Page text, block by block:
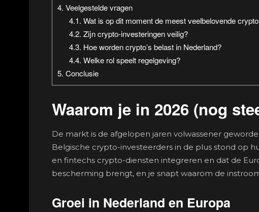
4. Veelgestelde vragen
4.1. Wat is op dit moment de meest veelbelovende
4.2. Zijn crypto-investeringen veilig?
4.3. Hoe worden crypto’s belast in Nederland?
4.4. Welke rol speelt regelgeving?
5. Conclusie
Waarom je in 2026 (nog
De markt is de afgelopen jaren volwassener
Belgische crypto-investeerders in de plus stond op
en fintechs crypto-diensten integreren en dat de
bescherming brengt, en je snapt waarom de
Groei in Nederland en Europa